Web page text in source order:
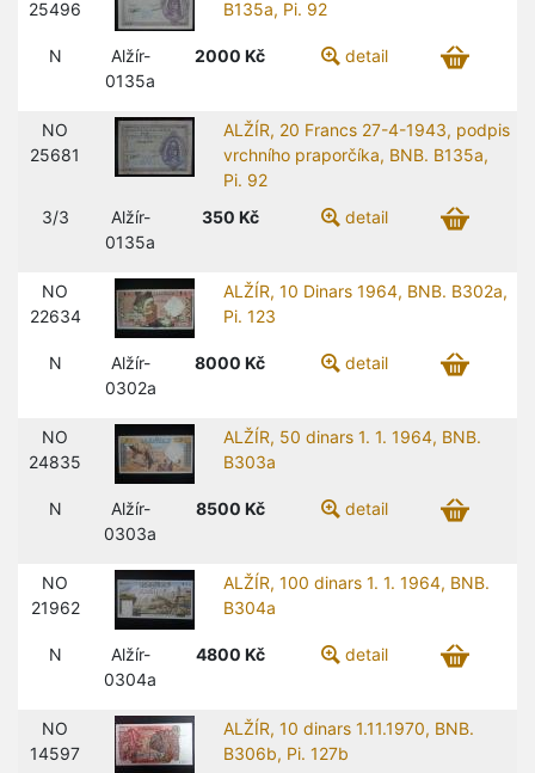
25496 B135a, Pi. 92
N
Alžír-
0135a
2000 Kč detail
NO
25681
ALŽÍR, 20 Francs 27-4-1943, podpis
vrchního praporčíka, BNB. B135a,
Pi. 92
3/3
Alžír-
0135a
350 Kč detail
NO
22634
ALŽÍR, 10 Dinars 1964, BNB. B302a,
Pi. 123
N
Alžír-
0302a
8000 Kč detail
NO
24835
ALŽÍR, 50 dinars 1. 1. 1964, BNB.
B303a
N
Alžír-
0303a
8500 Kč detail
NO
21962
ALŽÍR, 100 dinars 1. 1. 1964, BNB.
B304a
N
Alžír-
0304a
4800 Kč detail
NO
14597
ALŽÍR, 10 dinars 1.11.1970, BNB.
B306b, Pi. 127b